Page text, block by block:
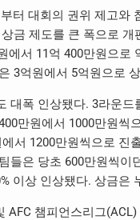
터 대회의 권위 제고와
금 제도를 큰 폭으로 개
에서 11억 400만원으로
3억원에서 5억원으로
대폭 인상됐다. 3라운드
만원에서 1000만원씩
서 1200만원씩으로 진
들은 당초 600만원씩이
이상 인상됐다. 상금은
AFC 챔피언스리그(ACL)